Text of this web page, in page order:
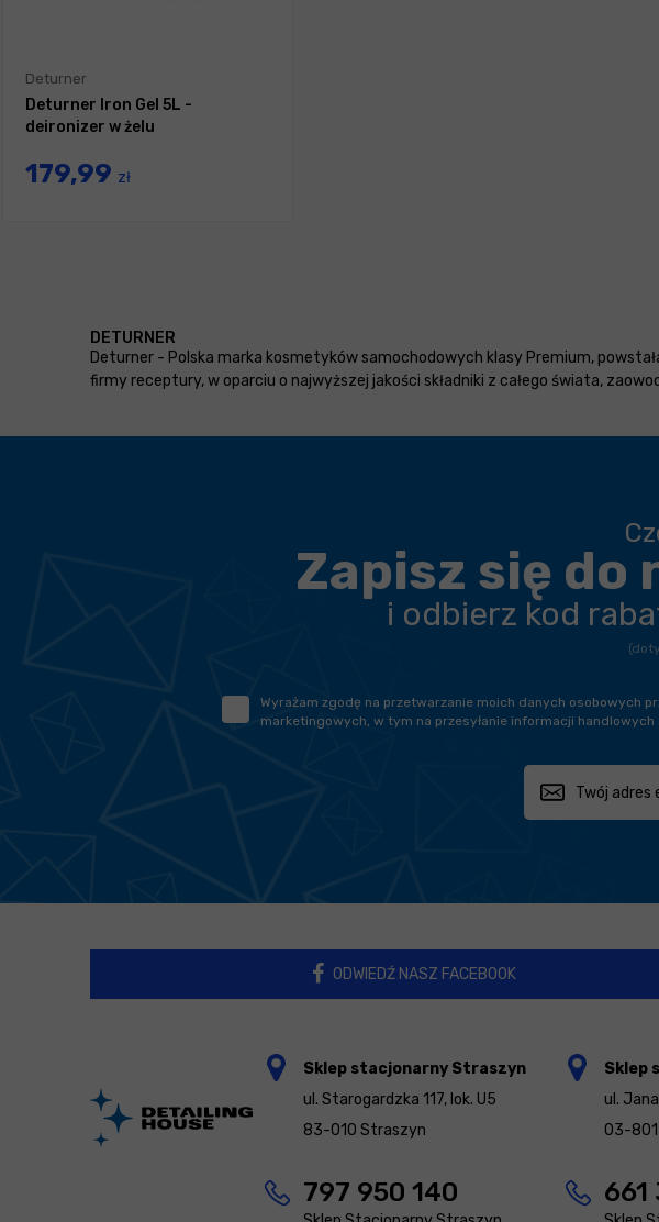
Deturner
Deturner Iron Gel 5L -
deironizer w żelu
179,99 zł
DETURNER
Deturner - Polska marka kosmetyków samochodowych klasy Premium,
firmy receptury, w oparciu o najwyższej jakości składniki z całego świata,
Zapisz się do
i odbierz kod
Wyrażam zgodę na przetwarzanie moich danych osobowych
marketingowych, w tym na przesyłanie informacji
ODWIEDŹ NASZ FACEBOOK
Sklep stacjonarny Straszyn
ul. Starogardzka 117, lok. U5
83-010 Straszyn
797 950 140
Sklep
ul.
03-801
661